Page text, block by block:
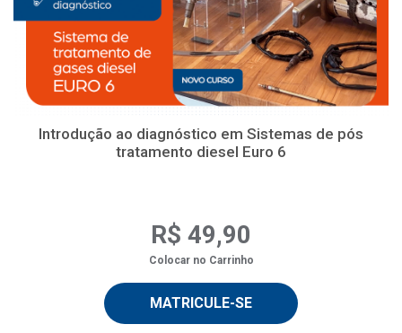
Introdução ao diagnóstico em Sistemas de pós
tratamento diesel Euro 6
R$ 49,90
Colocar no Carrinho
MATRICULE-SE